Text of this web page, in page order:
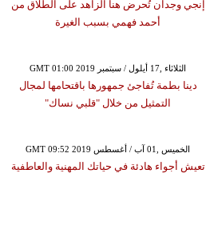
إنجي وجدان تُحرض هنا الزاهد على الطلاق من
أحمد فهمي بسبب الغيرة
GMT 01:00 2019 الثلاثاء ,17 أيلول / سبتمبر
دينا بطمة تُفاجئ جمهورها باقتحامها لمجال
التمثيل من خلال "قلبي نساك"
GMT 09:52 2019 الخميس ,01 آب / أغسطس
تعيش أجواء هادئة في حياتك المهنية والعاطفية